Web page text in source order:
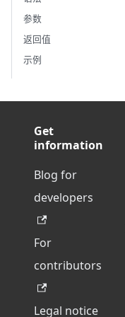
参数
返回值
示例
Get
information
Blog for
developers
For
contributors
Legal notice